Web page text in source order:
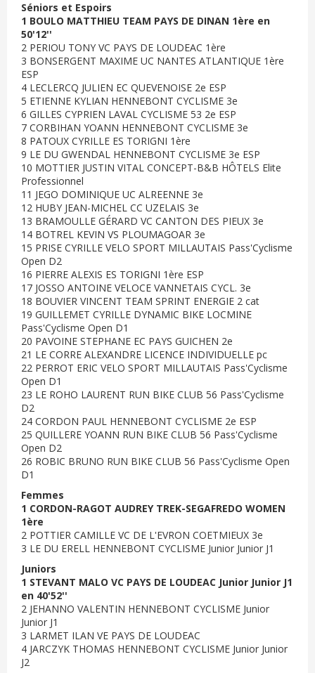
Séniors et Espoirs
1 BOULO MATTHIEU TEAM PAYS DE DINAN 1ère en
50'12''
2 PERIOU TONY VC PAYS DE LOUDEAC 1ère
3 BONSERGENT MAXIME UC NANTES ATLANTIQUE 1ère
ESP
4 LECLERCQ JULIEN EC QUEVENOISE 2e ESP
5 ETIENNE KYLIAN HENNEBONT CYCLISME 3e
6 GILLES CYPRIEN LAVAL CYCLISME 53 2e ESP
7 CORBIHAN YOANN HENNEBONT CYCLISME 3e
8 PATOUX CYRILLE ES TORIGNI 1ère
9 LE DU GWENDAL HENNEBONT CYCLISME 3e ESP
10 MOTTIER JUSTIN VITAL CONCEPT-B&B HÔTELS Elite
Professionnel
11 JEGO DOMINIQUE UC ALREENNE 3e
12 HUBY JEAN-MICHEL CC UZELAIS 3e
13 BRAMOULLE GÉRARD VC CANTON DES PIEUX 3e
14 BOTREL KEVIN VS PLOUMAGOAR 3e
15 PRISE CYRILLE VELO SPORT MILLAUTAIS Pass'Cyclisme
Open D2
16 PIERRE ALEXIS ES TORIGNI 1ère ESP
17 JOSSO ANTOINE VELOCE VANNETAIS CYCL. 3e
18 BOUVIER VINCENT TEAM SPRINT ENERGIE 2 cat
19 GUILLEMET CYRILLE DYNAMIC BIKE LOCMINE
Pass'Cyclisme Open D1
20 PAVOINE STEPHANE EC PAYS GUICHEN 2e
21 LE CORRE ALEXANDRE LICENCE INDIVIDUELLE pc
22 PERROT ERIC VELO SPORT MILLAUTAIS Pass'Cyclisme
Open D1
23 LE ROHO LAURENT RUN BIKE CLUB 56 Pass'Cyclisme
D2
24 CORDON PAUL HENNEBONT CYCLISME 2e ESP
25 QUILLERE YOANN RUN BIKE CLUB 56 Pass'Cyclisme
Open D2
26 ROBIC BRUNO RUN BIKE CLUB 56 Pass'Cyclisme Open
D1
Femmes
1 CORDON-RAGOT AUDREY TREK-SEGAFREDO WOMEN
1ère
2 POTTIER CAMILLE VC DE L'EVRON COETMIEUX 3e
3 LE DU ERELL HENNEBONT CYCLISME Junior Junior J1
Juniors
1 STEVANT MALO VC PAYS DE LOUDEAC Junior Junior J1
en 40'52''
2 JEHANNO VALENTIN HENNEBONT CYCLISME Junior
Junior J1
3 LARMET ILAN VE PAYS DE LOUDEAC
4 JARCZYK THOMAS HENNEBONT CYCLISME Junior Junior
J2